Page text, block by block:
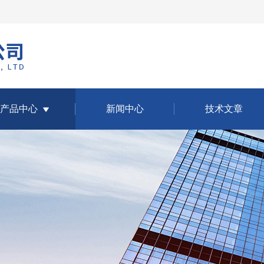
产品中心 新闻中心 技术文章